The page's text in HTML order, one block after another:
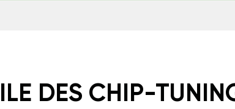
DES CHIP-